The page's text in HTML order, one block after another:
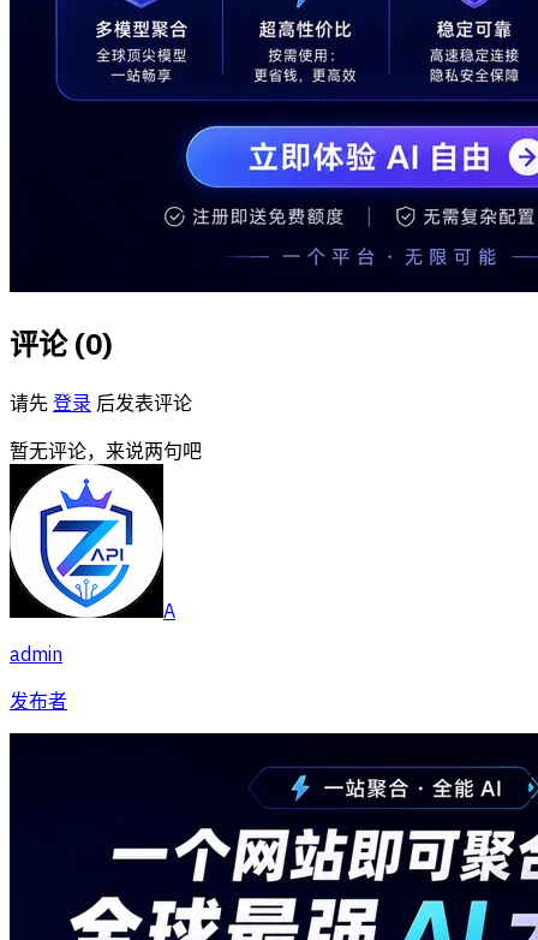
评论 (0)
请先 登录 后发表评论
暂无评论，来说两句吧
A
admin
发布者